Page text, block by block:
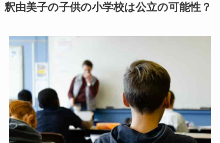
釈由美子の子供の小学校は公立の可能性？